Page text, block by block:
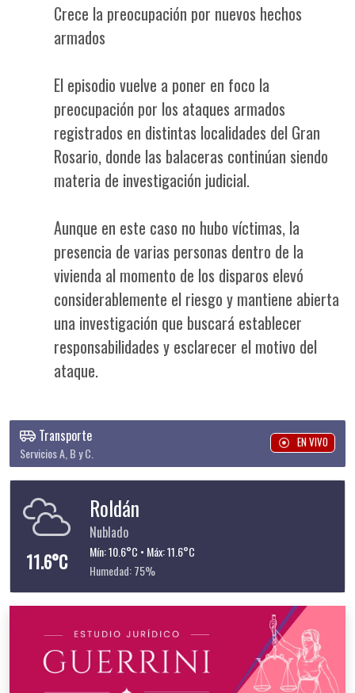
Crece la preocupación por nuevos hechos
armados
El episodio vuelve a poner en foco la
preocupación por los ataques armados
registrados en distintas localidades del Gran
Rosario, donde las balaceras continúan siendo
materia de investigación judicial.
Aunque en este caso no hubo víctimas, la
presencia de varias personas dentro de la
vivienda al momento de los disparos elevó
considerablemente el riesgo y mantiene abierta
una investigación que buscará establecer
responsabilidades y esclarecer el motivo del
ataque.
Transporte
Servicios A, B y C.
EN VIVO
11.6°C
Roldán
Nublado
Mín: 10.6°C • Máx: 11.6°C
Humedad: 75%